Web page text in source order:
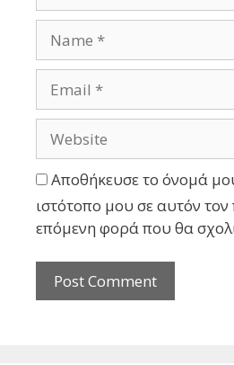
Αποθήκευσε το όνομά
ιστότοπο μου σε αυτόν τον
επόμενη φορά που θα